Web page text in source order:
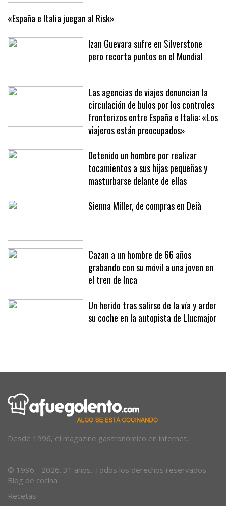
«España e Italia juegan al Risk»
Izan Guevara sufre en Silverstone
pero recorta puntos en el Mundial
Las agencias de viajes denuncian la
circulación de bulos por los controles
fronterizos entre España e Italia: «Los
viajeros están preocupados»
Detenido un hombre por realizar
tocamientos a sus hijas pequeñas y
masturbarse delante de ellas
Sienna Miller, de compras en Deià
Cazan a un hombre de 66 años
grabando con su móvil a una joven en
el tren de Inca
Un herido tras salirse de la vía y arder
su coche en la autopista de Llucmajor
Desde 1996, el magazine gastronómico en internet.
© 1996 - 2026. 31 años. Todos los derechos reservados.
Blog de cocina
Recetas